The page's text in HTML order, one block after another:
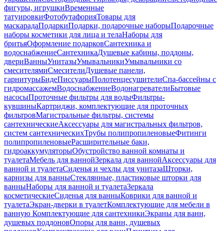
фигуры, игрушкиВременные
татуировкиФотобутафорияТовары для
маскарадаПодаркиПодарки, подарочные наборыПодарочные
наборы косметики для лица и телаНаборы для
бритьяОформление подарковСантехника и
водоснабжениеСантехникаДушевые кабины, поддоны,
двериВанныУнитазыУмывальникиУмывальники со
смесителямиСмесителиДушевые панели,
гарнитурыБидеПиссуарыПолотенцесушителиСпа-бассейны с
гидромассажемВодоснабжениеВодонагревателиБытовые
насосыПроточные фильтры для водыФильтры-
кувшиныКартриджи, комплектующие для проточных
фильтровМагистральные фильтры, системы
сантехническиеАксессуары для магистральных фильтров,
систем сантехническихТрубы полипропиленовыеФитинги
полипропиленовыеРасширительные баки,
гидроаккумуляторыОбустройство ванной комнаты и
туалетаМебель для ваннойЗеркала для ваннойАксессуары для
ванной и туалетаСиденья и чехлы для унитазаШторки,
карнизы для ванныСтеклянные, пластиковые шторки для
ванныНаборы для ванной и туалетаЗеркала
косметическиеСиденья для ванныКоврики для ванной и
туалетаЭкран-дверки в туалетКомплектующие для мебели в
ванную Комплектующие для сантехникиЭкраны для ванн,
душевых поддоновОпоры для ванн, душевых